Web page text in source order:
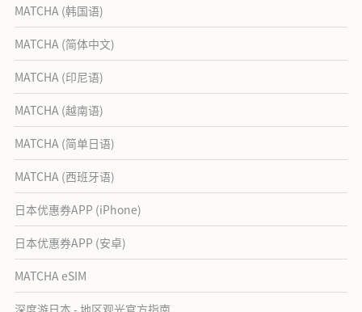
MATCHA (韩国语)
MATCHA (简体中文)
MATCHA (印尼语)
MATCHA (越南语)
MATCHA (简单日语)
MATCHA (西班牙语)
日本优惠券APP (iPhone)
日本优惠券APP (安卓)
MATCHA eSIM